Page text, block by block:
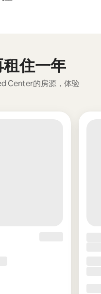
住一年
Center的房源，体验